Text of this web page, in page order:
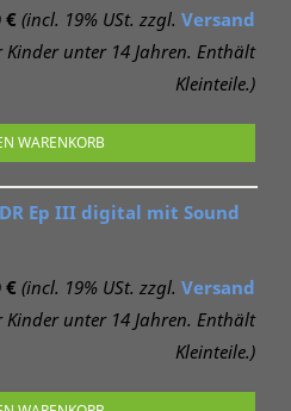
€ (incl. 19% USt. zzgl. Versand
unter 14 Jahren. Enthält
Kleinteile.)
WARENKORB
DR Ep III digital mit Sound
€ (incl. 19% USt. zzgl. Versand
unter 14 Jahren. Enthält
Kleinteile.)